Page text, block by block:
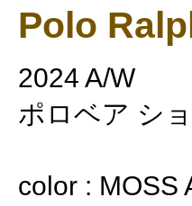
Polo
2024 A/W
ポロベア シ
color : MOSS